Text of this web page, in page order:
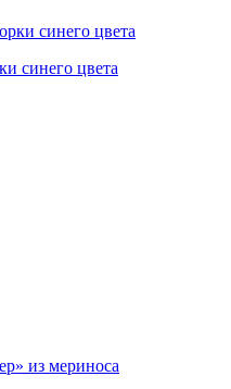
синего цвета